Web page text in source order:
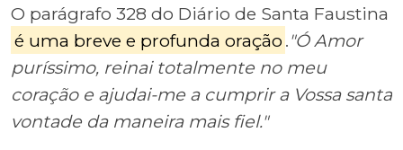
O parágrafo 328 do Diário de Santa Faustina
é uma breve e profunda oração ."Ó Amor
puríssimo, reinai totalmente no meu
coração e ajudai-me a cumprir a Vossa santa
vontade da maneira mais fiel."